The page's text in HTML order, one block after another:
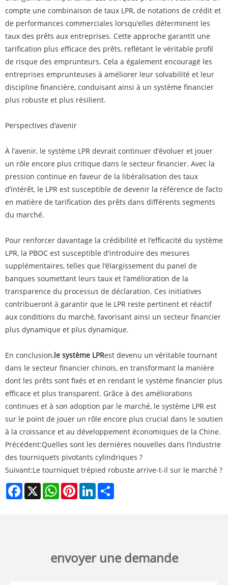
compte une combinaison de taux LPR, de notations de crédit et
de performances commerciales lorsqu’elles déterminent les
taux des prêts aux entreprises. Cette approche garantit une
tarification plus efficace des prêts, reflétant le véritable profil
de risque des emprunteurs. Cela a également encouragé les
entreprises emprunteuses à améliorer leur solvabilité et leur
discipline financière, conduisant ainsi à un système financier
plus robuste et plus résilient.
Perspectives d'avenir
À l’avenir, le système LPR devrait continuer d’évoluer et jouer
un rôle encore plus critique dans le secteur financier. Avec la
pression continue en faveur de la libéralisation des taux
d’intérêt, le LPR est susceptible de devenir la référence de facto
en matière de tarification des prêts dans différents segments
du marché.
Pour renforcer davantage la crédibilité et l'efficacité du système
LPR, la PBOC est susceptible d'introduire des mesures
supplémentaires, telles que l'élargissement du panel de
banques soumettant leurs taux et l'amélioration de la
transparence du processus de déclaration. Ces initiatives
contribueront à garantir que le LPR reste pertinent et réactif
aux conditions du marché, favorisant ainsi un secteur financier
plus dynamique et plus dynamique.
En conclusion,le système LPRest devenu un véritable tournant
dans le secteur financier chinois, en transformant la manière
dont les prêts sont fixés et en rendant le système financier plus
efficace et plus transparent. Grâce à des améliorations
continues et à son adoption par le marché, le système LPR est
sur le point de jouer un rôle encore plus crucial dans le soutien
à la croissance et au développement économiques de la Chine.
Précédent:Quelles sont les dernières nouvelles dans l’industrie
des tourniquets pivotants cylindriques ?
Suivant:Le tourniquet trépied robuste arrive-t-il sur le marché ?
Facebook
X WhatsAppPinterestLinkedIn
envoyer une demande